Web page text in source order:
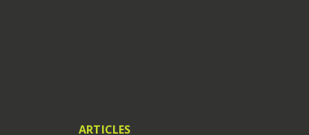
ARTICLES